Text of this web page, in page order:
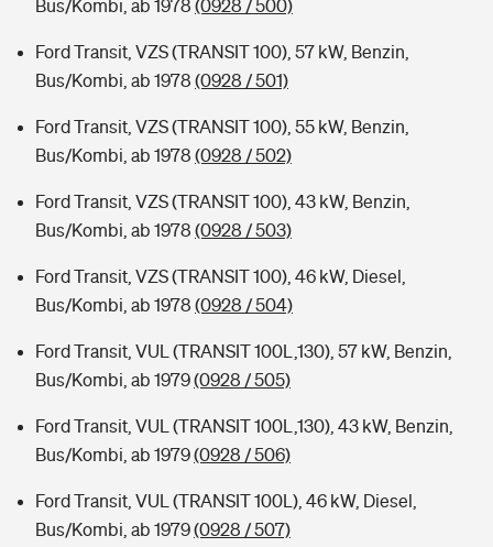
Bus/Kombi, ab 1978 (0928 / 500)
Ford Transit, VZS (TRANSIT 100), 57 kW, Benzin,
Bus/Kombi, ab 1978 (0928 / 501)
Ford Transit, VZS (TRANSIT 100), 55 kW, Benzin,
Bus/Kombi, ab 1978 (0928 / 502)
Ford Transit, VZS (TRANSIT 100), 43 kW, Benzin,
Bus/Kombi, ab 1978 (0928 / 503)
Ford Transit, VZS (TRANSIT 100), 46 kW, Diesel,
Bus/Kombi, ab 1978 (0928 / 504)
Ford Transit, VUL (TRANSIT 100L,130), 57 kW, Benzin,
Bus/Kombi, ab 1979(0928 / 505)
Ford Transit, VUL (TRANSIT 100L,130), 43 kW, Benzin,
Bus/Kombi, ab 1979(0928 / 506)
Ford Transit, VUL (TRANSIT 100L), 46 kW, Diesel,
Bus/Kombi, ab 1979(0928 / 507)